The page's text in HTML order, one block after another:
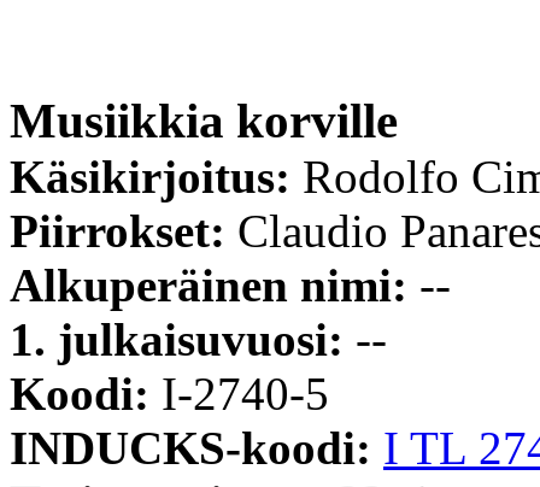
Musiikkia korville
Käsikirjoitus: Rodolfo
Piirrokset: Claudio
Alkuperäinen nimi: --
1. julkaisuvuosi: --
Koodi: I-2740-5
INDUCKS-koodi: I TL